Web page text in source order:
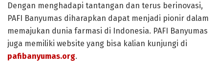
Dengan menghadapi tantangan dan terus berinovasi,
PAFI Banyumas diharapkan dapat menjadi pionir dalam
memajukan dunia farmasi di Indonesia. PAFI Banyumas
juga memiliki website yang bisa kalian kunjungi di
pafibanyumas.org.